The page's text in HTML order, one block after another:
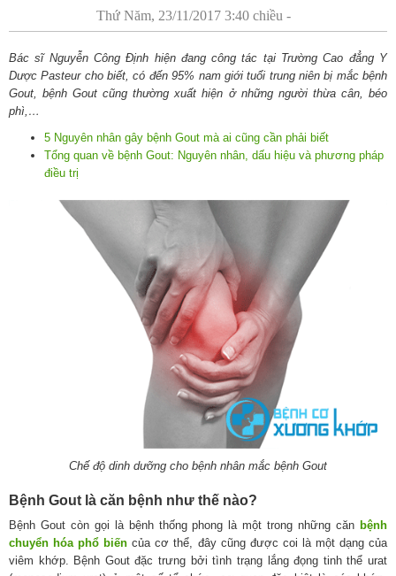
Thứ Năm, 23/11/2017 3:40 chiều -
Bác sĩ Nguyễn Công Định hiện đang công tác tại Trường Cao đẳng Y
Dược Pasteur cho biết, có đến 95% nam giới tuổi trung niên bị mắc bệnh
Gout, bệnh Gout cũng thường xuất hiện ở những người thừa cân, béo
phì,…
5 Nguyên nhân gây bệnh Gout mà ai cũng cần phải biết
Tổng quan về bệnh Gout: Nguyên nhân, dấu hiệu và phương pháp
điều trị
Chế độ dinh dưỡng cho bệnh nhân mắc bệnh Gout
Bệnh Gout là căn bệnh như thế nào?
Bệnh Gout còn gọi là bệnh thống phong là một trong những căn bệnh
chuyển hóa phổ biến của cơ thể, đây cũng được coi là một dạng của
viêm khớp. Bệnh Gout đặc trưng bởi tình trạng lắng đọng tinh thể urat